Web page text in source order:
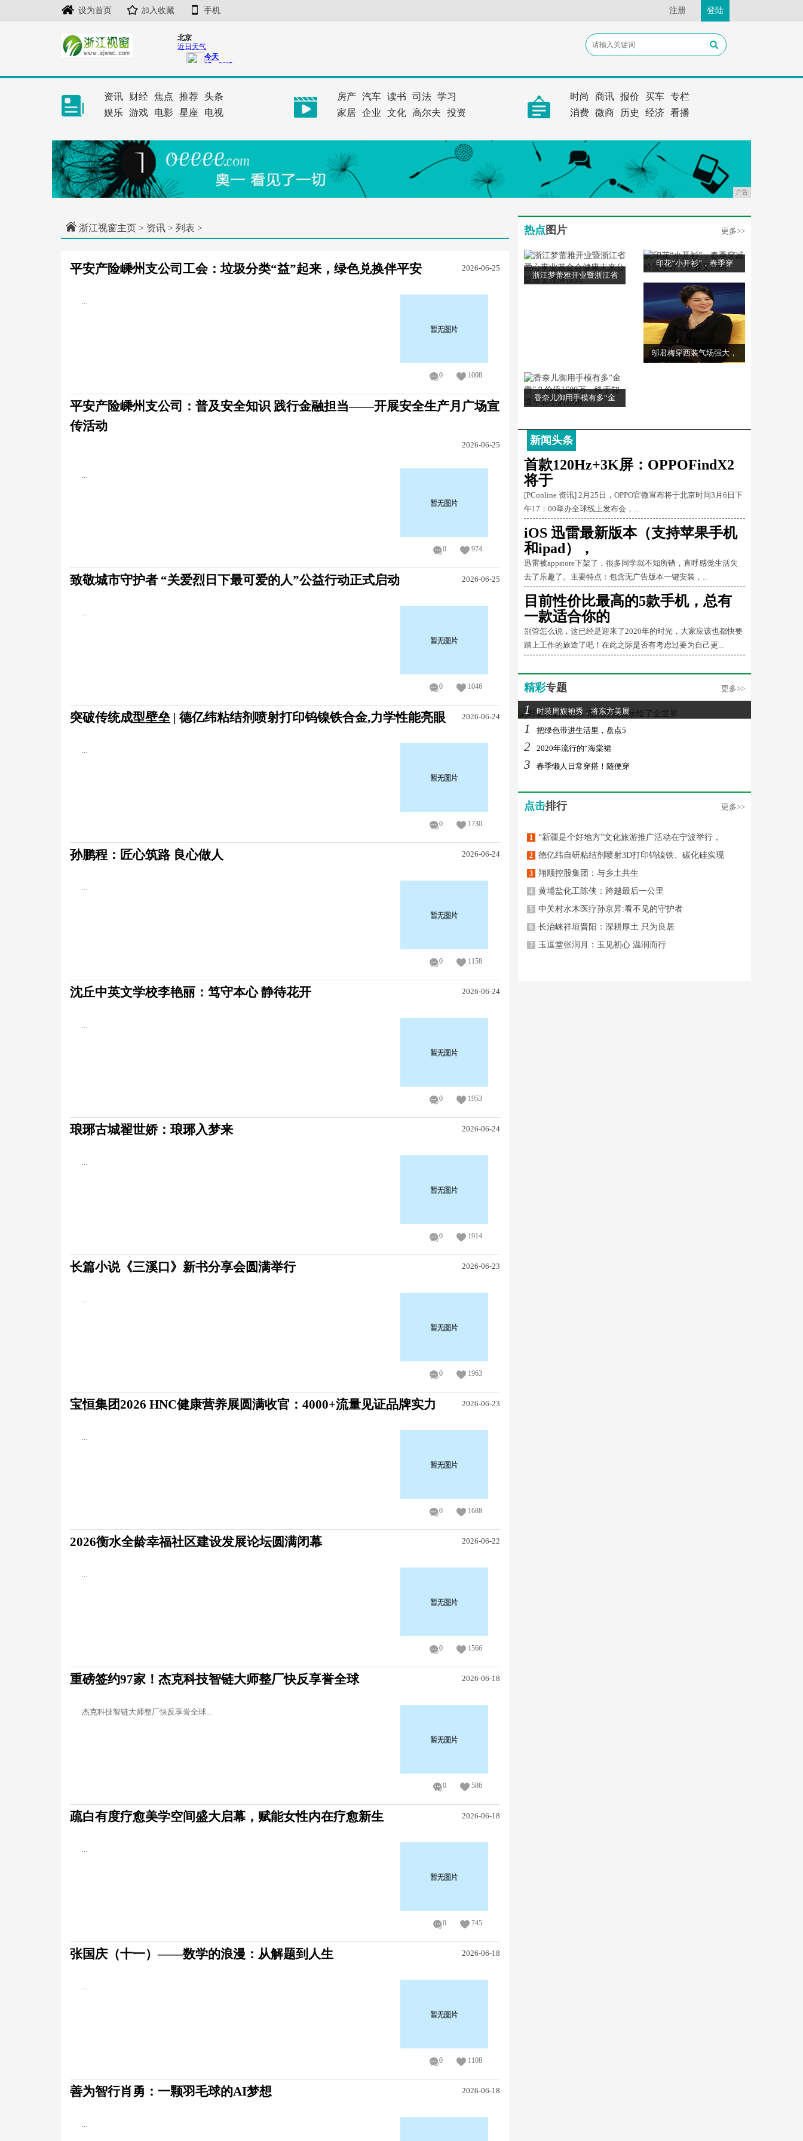
设为首页 加入收藏 手机 注册 登陆
资讯 财经 焦点 推荐 头条
娱乐 游戏 电影 星座 电视
房产 汽车 读书 司法 学习
家居 企业 文化 高尔夫 投资
时尚 商讯 报价 买车 专栏
消费 微商 历史 经济 看播
广告
浙江视窗主页 > 资讯 > 列表 >
平安产险嵊州支公司工会：垃圾分类“益”起来，绿色兑换伴平安 2026-06-25
...
0 1008
平安产险嵊州支公司：普及安全知识 践行金融担当——开展安全生产月广场宣
传活动
2026-06-25
...
0 974
致敬城市守护者 “关爱烈日下最可爱的人”公益行动正式启动 2026-06-25
...
0 1046
突破传统成型壁垒 | 德亿纬粘结剂喷射打印钨镍铁合金,力学性能亮眼 2026-06-24
...
0 1730
孙鹏程：匠心筑路 良心做人 2026-06-24
...
0 1158
沈丘中英文学校李艳丽：笃守本心 静待花开 2026-06-24
...
0 1953
琅琊古城翟世娇：琅琊入梦来 2026-06-24
...
0 1914
长篇小说《三溪口》新书分享会圆满举行 2026-06-23
...
0 1963
宝恒集团2026 HNC健康营养展圆满收官：4000+流量见证品牌实力 2026-06-23
...
0 1688
2026衡水全龄幸福社区建设发展论坛圆满闭幕 2026-06-22
...
0 1566
重磅签约97家！杰克科技智链大师整厂快反享誉全球 2026-06-18
杰克科技智链大师整厂快反享誉全球...
0 586
疏白有度疗愈美学空间盛大启幕，赋能女性内在疗愈新生 2026-06-18
...
0 745
张国庆（十一）——数学的浪漫：从解题到人生 2026-06-18
...
0 1108
善为智行肖勇：一颗羽毛球的AI梦想 2026-06-18
...
热点 图片 更多>>
浙江梦蕾雅开业暨浙江省
印花“小开衫”，春季穿
邬君梅穿西装气场强大，
香奈儿御用手模有多“金
新闻头条
首款120Hz+3K屏：OPPOFindX2
将于
[PConline 资讯] 2月25日，OPPO官微宣布将于北京时间3月6日下
午17：00举办全球线上发布会，...
iOS 迅雷最新版本（支持苹果手机
和ipad），
迅雷被appstore下架了，很多同学就不知所错，直呼感觉生活失
去了乐趣了。主要特点：包含无广告版本一键安装，...
目前性价比最高的5款手机，总有
一款适合你的
别管怎么说，这已经是迎来了2020年的时光，大家应该也都快要
踏上工作的旅途了吧！在此之际是否有考虑过要为自己更...
精彩专题 更多>>
1 时装周旗袍秀，将东方美展
1 把绿色带进生活里，盘点5
2 2020年流行的“海棠裙
3 春季懒人日常穿搭！随便穿
点击排行 更多>>
1 “新疆是个好地方”文化旅游推广活动在宁波举行，
2 德亿纬自研粘结剂喷射3D打印钨镍铁、碳化硅实现
3 翔顺控股集团：与乡土共生
4 黄埔盐化工陈侠：跨越最后一公里
5 中关村水木医疗孙京昇:看不见的守护者
6 长治崃祥垣晋阳：深耕厚土 只为良居
7 玉逗堂张润月：玉见初心 温润而行